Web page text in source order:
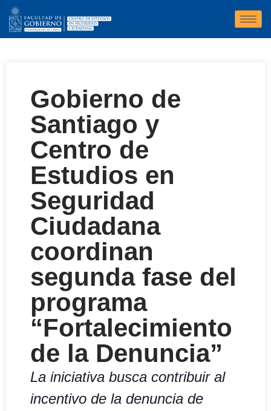
Gobierno de
Santiago y
Centro de
Estudios en
Seguridad
Ciudadana
coordinan
segunda fase del
programa
“Fortalecimiento
de la Denuncia”
La iniciativa busca contribuir al
incentivo de la denuncia de